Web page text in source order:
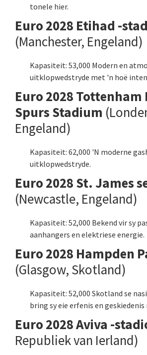
tonele hier.
Euro 2028 Etihad -
(Manchester, Engeland)
Kapasiteit: 53,000 Modern en
uitklopwedstryde met 'n hoë
Euro 2028
Spurs Stadium
Engeland)
Kapasiteit: 62,000 'N moderne
uitklopwedstryde.
Euro 2028 St. James
(Newcastle, Engeland)
Kapasiteit: 52,000 Bekend vir sy
aanhangers en elektriese energie.
Euro 2028 Hampden
(Glasgow, Skotland)
Kapasiteit: 52,000 Skotland se
bring sy eie erfenis en
Euro 2028 Aviva -
Republiek van Ierland)